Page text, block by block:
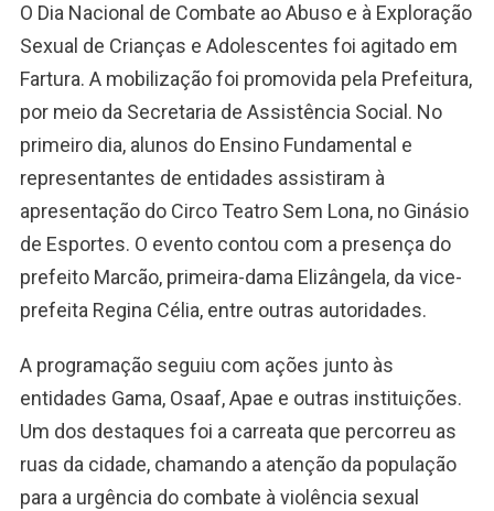
O Dia Nacional de Combate ao Abuso e à Exploração
Sexual de Crianças e Adolescentes foi agitado em
Fartura. A mobilização foi promovida pela Prefeitura,
por meio da Secretaria de Assistência Social. No
primeiro dia, alunos do Ensino Fundamental e
representantes de entidades assistiram à
apresentação do Circo Teatro Sem Lona, no Ginásio
de Esportes. O evento contou com a presença do
prefeito Marcão, primeira-dama Elizângela, da vice-
prefeita Regina Célia, entre outras autoridades.
A programação seguiu com ações junto às
entidades Gama, Osaaf, Apae e outras instituições.
Um dos destaques foi a carreata que percorreu as
ruas da cidade, chamando a atenção da população
para a urgência do combate à violência sexual